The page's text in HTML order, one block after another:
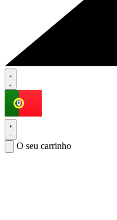
O seu carrinho